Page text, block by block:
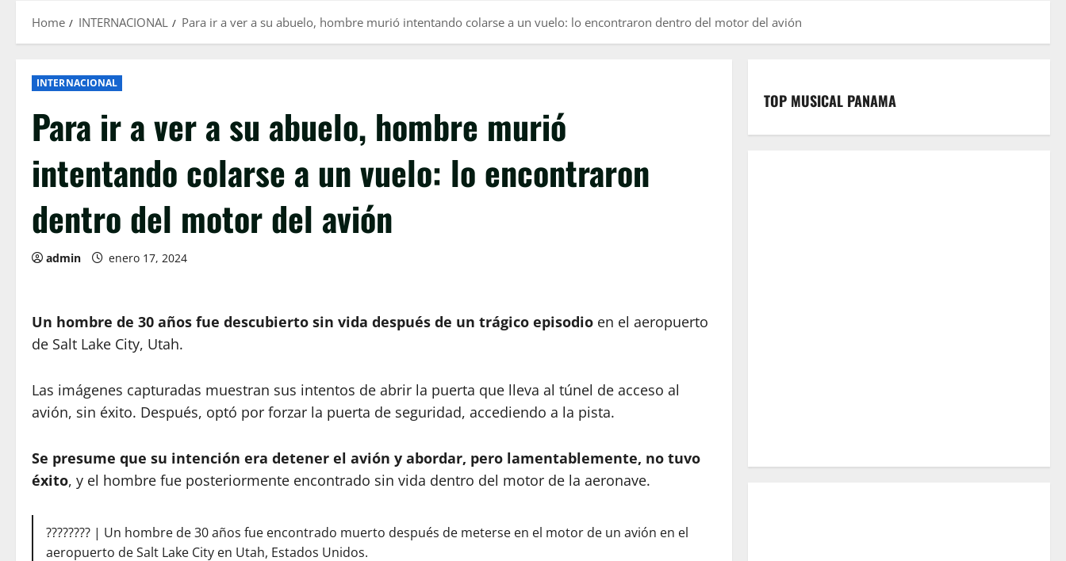
Home INTERNACIONAL Para ir a ver a su abuelo, hombre murió intentando colarse a un vuelo: lo encontraron dentro del motor del avión
INTERNACIONAL
Para ir a ver a su abuelo, hombre murió
intentando colarse a un vuelo: lo encontraron
dentro del motor del avión
admin enero 17, 2024
Un hombre de 30 años fue descubierto sin vida después de un trágico episodio en el aeropuerto
de Salt Lake City, Utah.
Las imágenes capturadas muestran sus intentos de abrir la puerta que lleva al túnel de acceso al
avión, sin éxito. Después, optó por forzar la puerta de seguridad, accediendo a la pista.
Se presume que su intención era detener el avión y abordar, pero lamentablemente, no tuvo
éxito, y el hombre fue posteriormente encontrado sin vida dentro del motor de la aeronave.
???????? | Un hombre de 30 años fue encontrado muerto después de meterse en el motor de un avión en el
aeropuerto de Salt Lake City en Utah, Estados Unidos.
TOP MUSICAL PANAMA